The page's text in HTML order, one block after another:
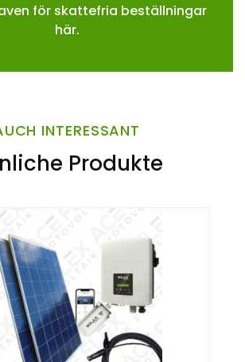
för skattefria beställningar
här.
INTERESSANT
Produkte